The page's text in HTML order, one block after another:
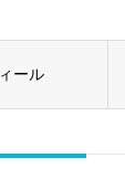
ール